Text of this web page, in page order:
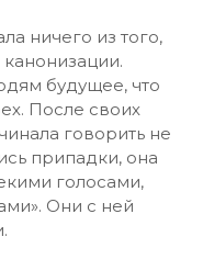
ничего из того,
будущее, что
После своих
говорить не
припадки, она
голосами,
Они с ней